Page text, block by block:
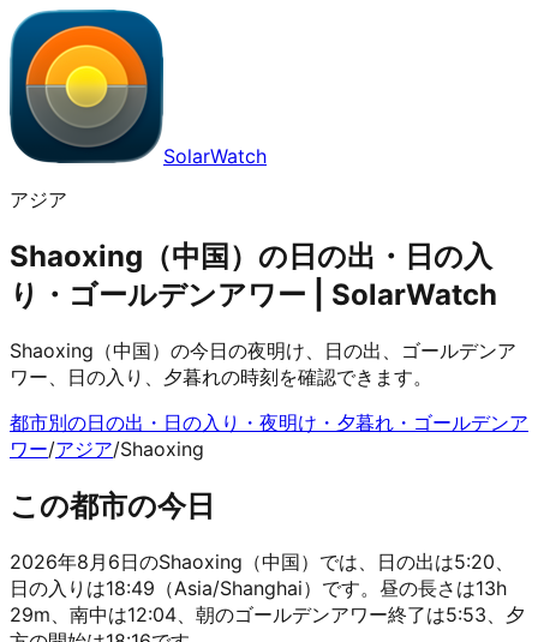
SolarWatch
アジア
Shaoxing（中国）の日の出・日の入
り・ゴールデンアワー | SolarWatch
Shaoxing（中国）の今日の夜明け、日の出、ゴールデンア
ワー、日の入り、夕暮れの時刻を確認できます。
都市別の日の出・日の入り・夜明け・夕暮れ・ゴールデンア
ワー/アジア/Shaoxing
この都市の今日
2026年8月6日のShaoxing（中国）では、日の出は5:20、
日の入りは18:49（Asia/Shanghai）です。昼の長さは13h
29m、南中は12:04、朝のゴールデンアワー終了は5:53、夕